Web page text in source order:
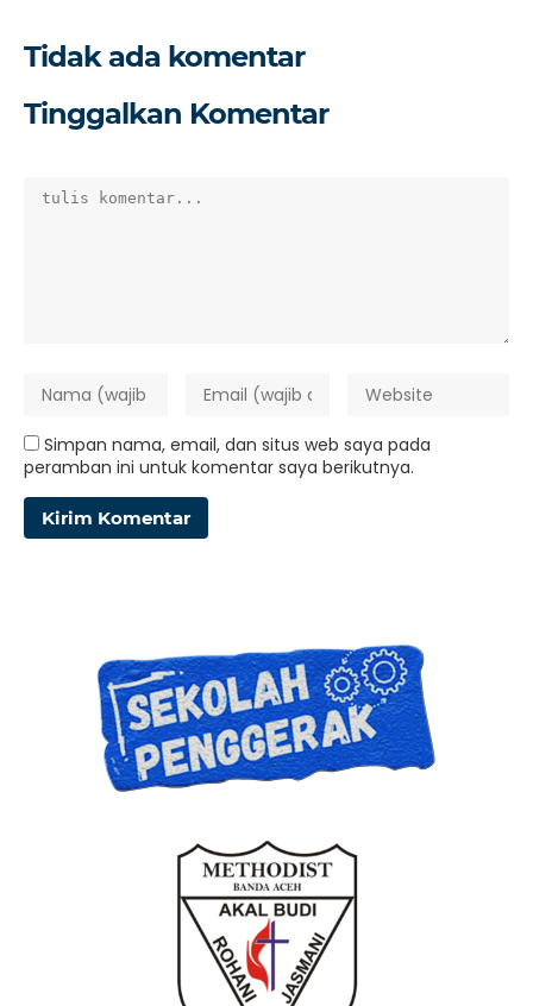
Tidak ada komentar
Tinggalkan Komentar
Simpan nama, email, dan situs web saya pada
peramban ini untuk komentar saya berikutnya.